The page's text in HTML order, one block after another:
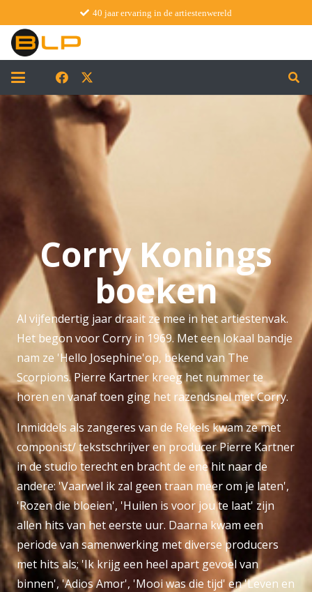
40 jaar ervaring in de artiestenwereld
Corry Konings
boeken
Al vijfendertig jaar draait ze mee in het artiestenvak.
Het begon voor Corry in 1969. Met een lokaal bandje
nam ze 'Hello Josephine'op, bekend van The
Scorpions. Pierre Kartner kreeg het nummer te
horen en vanaf toen ging het razendsnel met Corry.
Inmiddels als zangeres van de Rekels kwam ze met
componist/ tekstschrijver en producer Pierre Kartner
in de studio terecht en bracht de ene hit naar de
andere: 'Vaarwel ik zal geen traan meer om je laten',
'Rozen die bloeien', 'Huilen is voor jou te laat' zijn
allen hits van het eerste uur. Daarna kwam een
periode van samenwerking met diverse producers
met hits als; 'Ik krijg een heel apart gevoel van
binnen', 'Adios Amor', 'Mooi was die tijd' en 'Leven en